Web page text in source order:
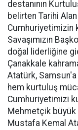
destanının
belirten Tarihi
Cumhuriyetimizin
Savaşımızın
doğal liderliğine
Çanakkale
Atatürk,
hem kurtuluş
Cumhuriyetimizi
Mehmetçik büyük
Mustafa Kemal